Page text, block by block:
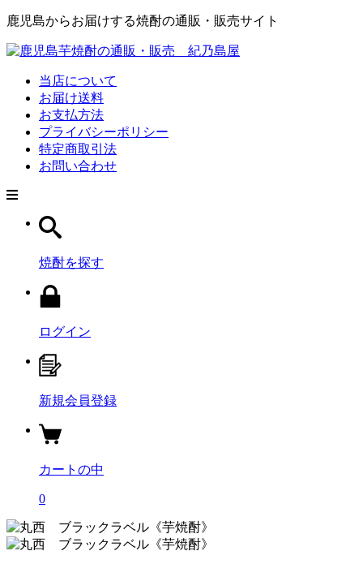
鹿児島からお届けする焼酎の通販・販売サイト
当店について
お届け送料
お支払方法
プライバシーポリシー
特定商取引法
お問い合わせ
焼酎を探す
ログイン
新規会員登録
カートの中
0